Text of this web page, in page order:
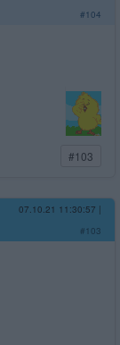
#104
#103
07.10.21 11:30:57 |
#103